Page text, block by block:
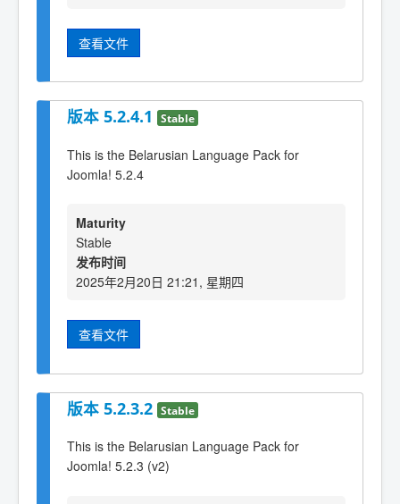
查看文件
版本 5.2.4.1 Stable
This is the Belarusian Language Pack for
Joomla! 5.2.4
Maturity
Stable
发布时间
2025年2月20日 21:21, 星期四
查看文件
版本 5.2.3.2 Stable
This is the Belarusian Language Pack for
Joomla! 5.2.3 (v2)